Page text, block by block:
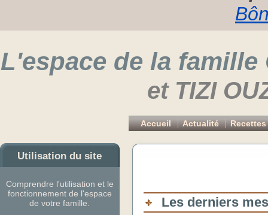
L'espace de la famille
et TIZI
Accueil Actualité Recettes
Utilisation du site
Comprendre l'utilisation et le
fonctionnement de l'espace
de votre famille.
Les derniers